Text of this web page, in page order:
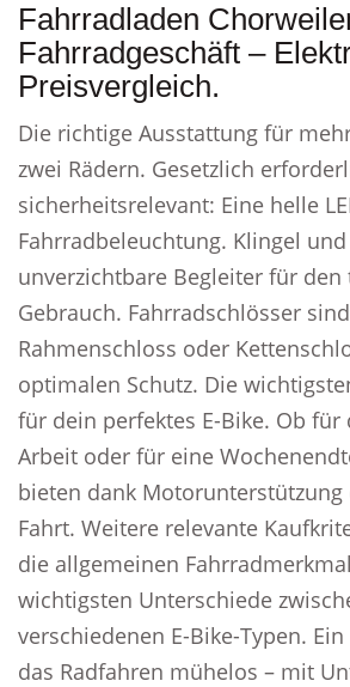
Fahrradladen
Fahrradgeschäft –
Preisvergleich.
Die richtige Ausstattung für
zwei Rädern. Gesetzlich
sicherheitsrelevant: Eine helle
Fahrradbeleuchtung. Klingel
unverzichtbare Begleiter für den
Gebrauch. Fahrradschlösser
Rahmenschloss oder
optimalen Schutz. Die
für dein perfektes E-Bike. Ob für
Arbeit oder für eine
bieten dank Motorunterstützung
Fahrt. Weitere relevante
die allgemeinen
wichtigsten Unterschiede
verschiedenen E-Bike-Typen.
das Radfahren mühelos – mit